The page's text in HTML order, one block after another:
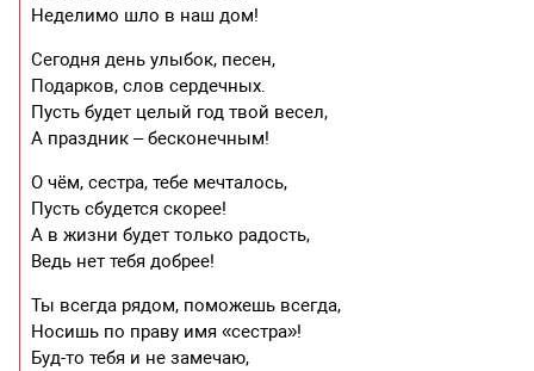
Неделимо шло в наш дом!
Сегодня день улыбок, песен,
Подарков, слов сердечных.
Пусть будет целый год твой весел,
А праздник – бесконечным!
О чём, сестра, тебе мечталось,
Пусть сбудется скорее!
А в жизни будет только радость,
Ведь нет тебя добрее!
Ты всегда рядом, поможешь всегда,
Носишь по праву имя «сестра»!
Буд-то тебя и не замечаю,